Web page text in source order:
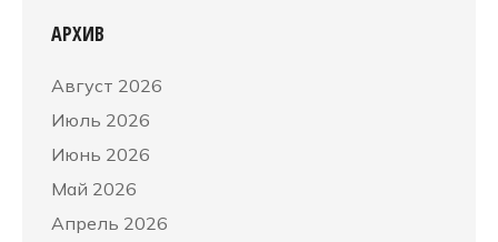
АРХИВ
Август 2026
Июль 2026
Июнь 2026
Май 2026
Апрель 2026